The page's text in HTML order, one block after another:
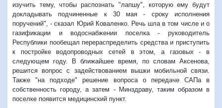
изучить тему, чтобы распознать "лапшу", которую ему будут
докладывать подчиненные к 30 мая - сроку исполнения
поручений", - сказал Юрий Коваленко. Речь шла в том числе и о
газификации и водоснабжении поселка - руководитель
Республики пообещал перераспределить средства и приступить
к постройке водопроводных сетей в этом, а газовых - в
следующем году. В ближайшее время, по словам Аксенова,
решится вопрос с задействованием вышки мобильной связи.
Также "на подходе" решение вопроса о передаче САПа в
собственность городу, а затем - Минздраву, таким образом в
поселке появится медицинский пункт.